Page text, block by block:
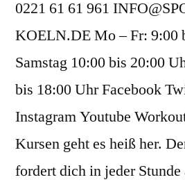
0221 61 61 961
KOELN.DE Mo – Fr: 9:00
Samstag 10:00 bis 20:00
bis 18:00 Uhr Facebook
Instagram Youtube
Kursen geht es heiß her.
fordert dich in jeder